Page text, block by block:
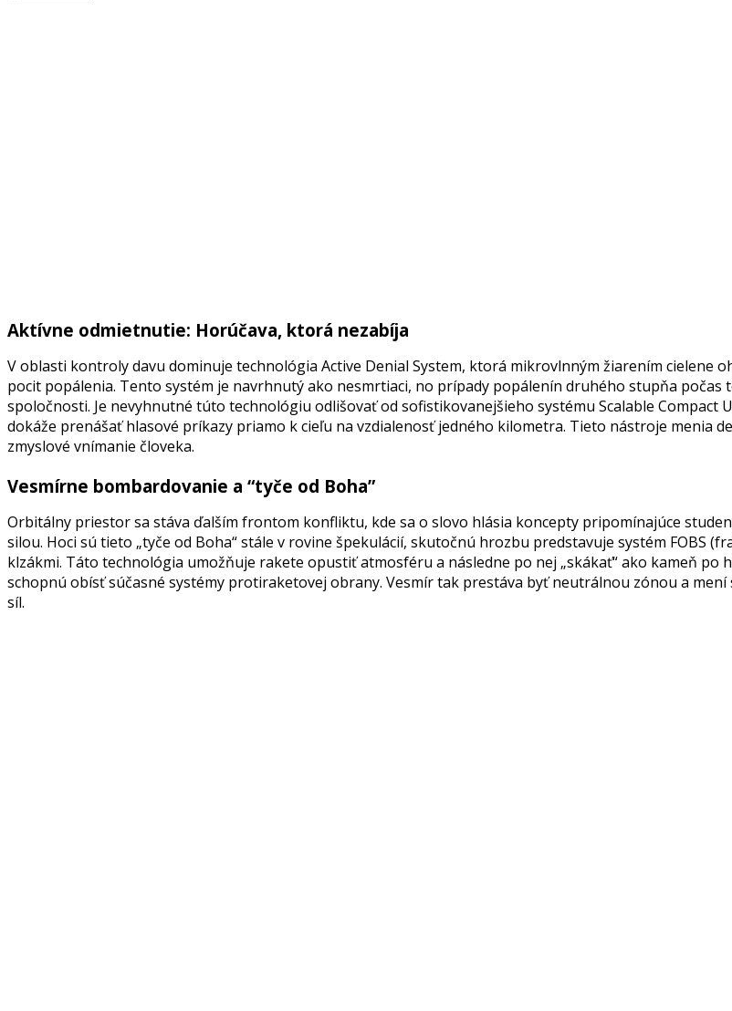
Aktívne odmietnutie: Horúčava, ktorá nezabíja
V oblasti kontroly davu dominuje technológia Active Denial System, ktorá mikrovlnným žiarením cielene
pocit popálenia. Tento systém je navrhnutý ako nesmrtiaci, no prípady popálenín druhého stupňa počas
spoločnosti. Je nevyhnutné túto technológiu odlišovať od sofistikovanejšieho systému Scalable
dokáže prenášať hlasové príkazy priamo k cieľu na vzdialenosť jedného kilometra. Tieto nástroje menia
zmyslové vnímanie človeka.
Vesmírne bombardovanie a “tyče od Boha”
Orbitálny priestor sa stáva ďalším frontom konfliktu, kde sa o slovo hlásia koncepty pripomínajúce
silou. Hoci sú tieto „tyče od Boha“ stále v rovine špekulácií, skutočnú hrozbu predstavuje systém FOBS
klzákmi. Táto technológia umožňuje rakete opustiť atmosféru a následne po nej „skákať“ ako kameň
schopnú obísť súčasné systémy protiraketovej obrany. Vesmír tak prestáva byť neutrálnou zónou a
síl.